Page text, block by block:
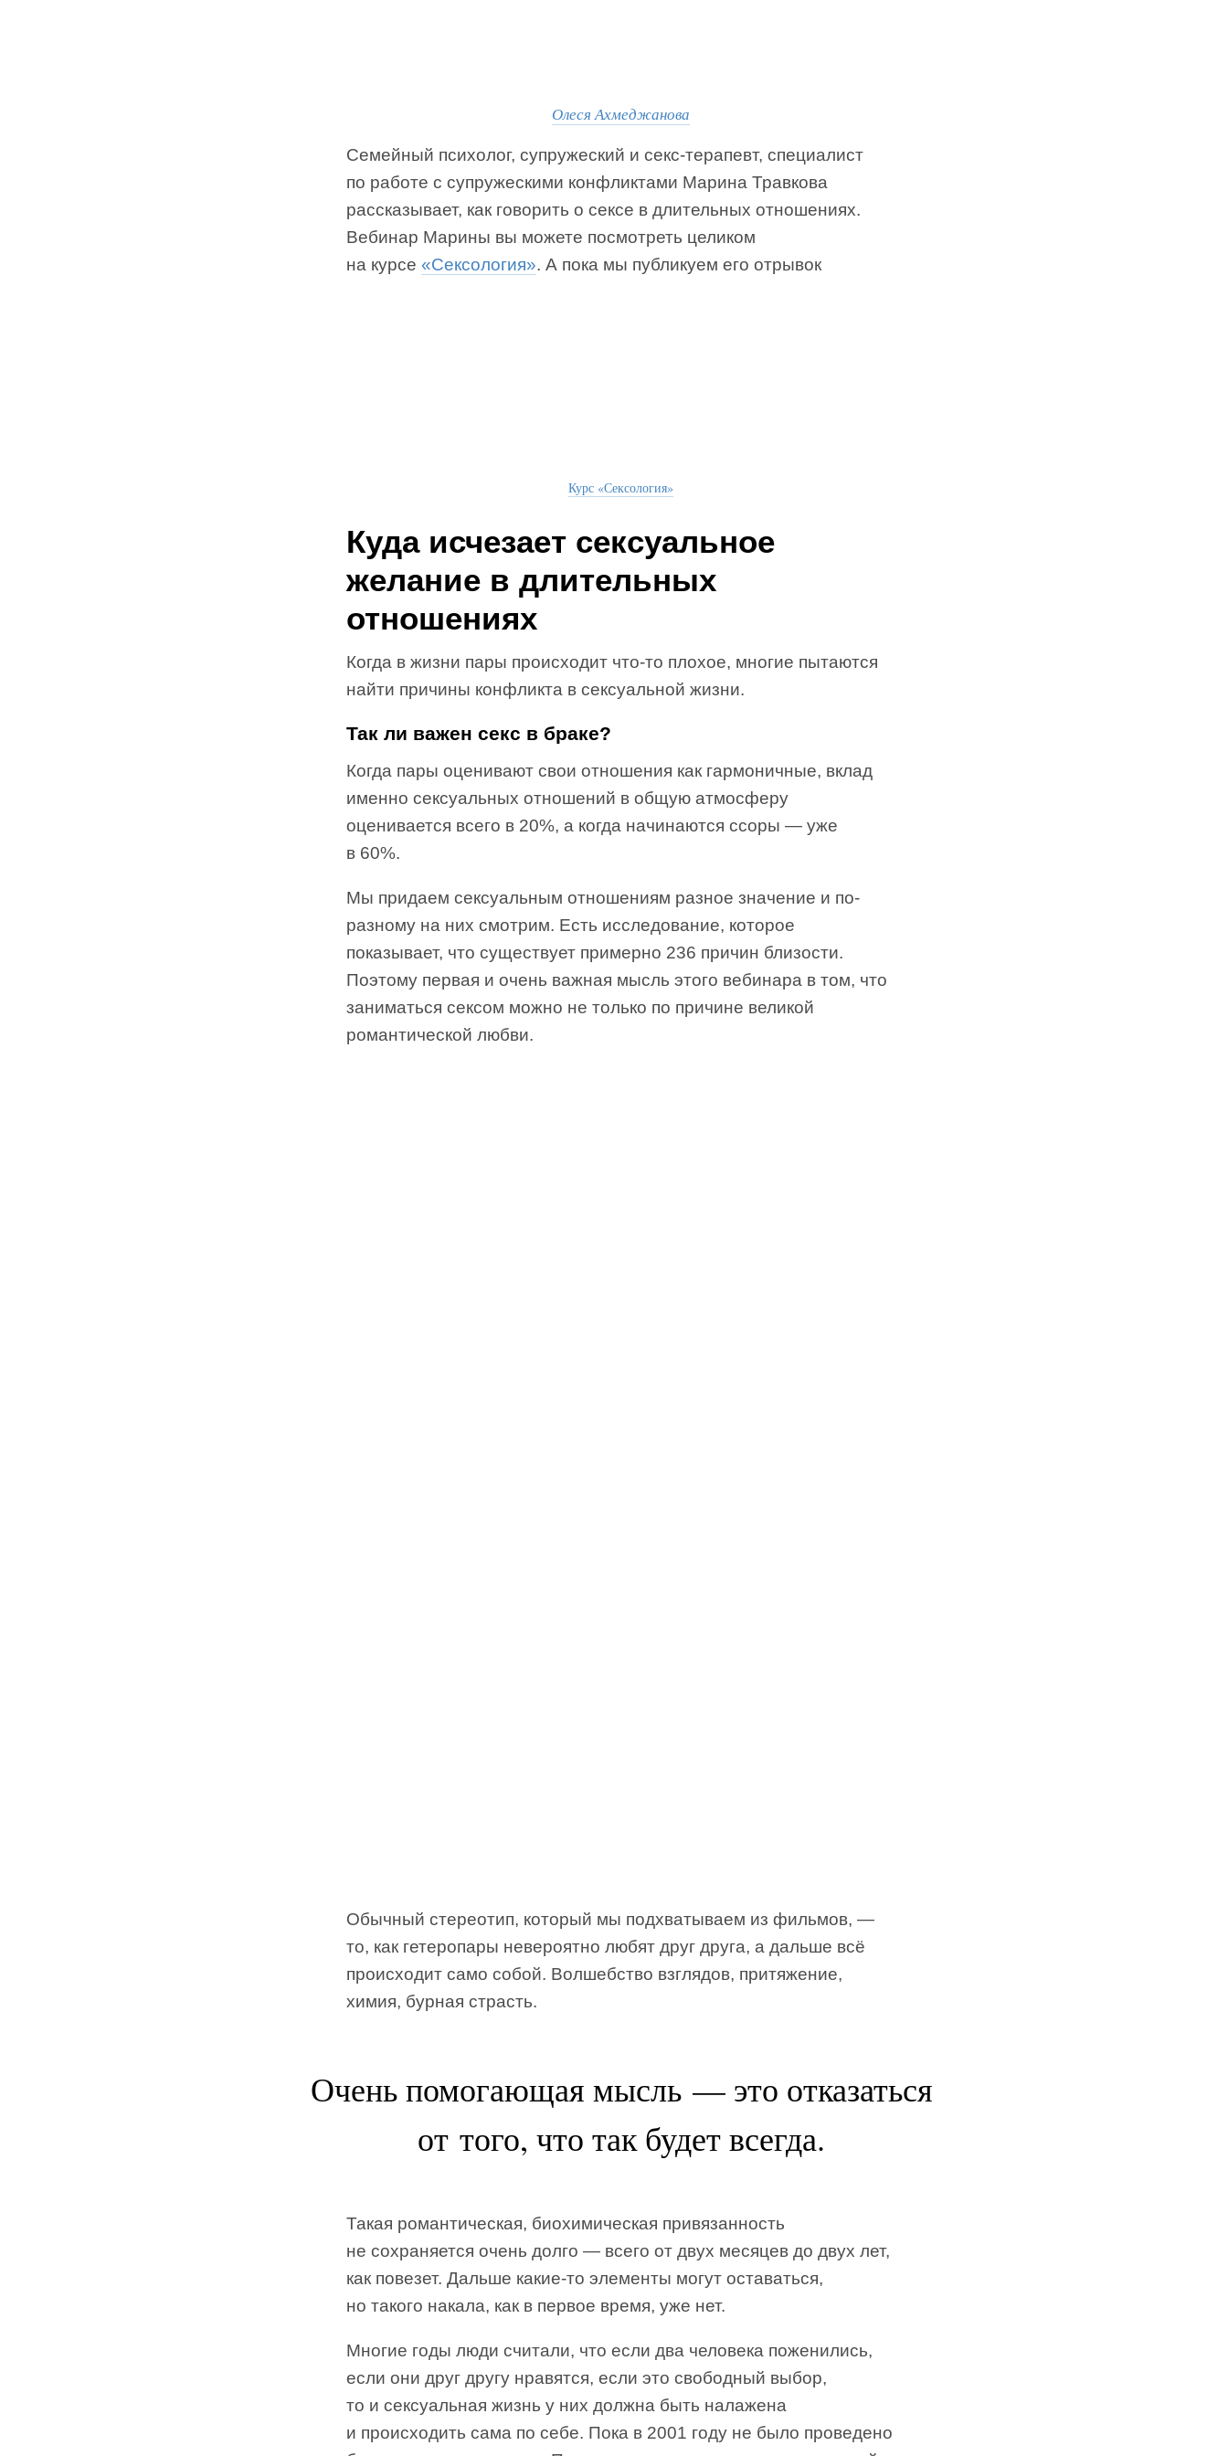
Олеся Ахмеджанова
Семейный психолог, супружеский и секс-терапевт, специалист
по работе с супружескими конфликтами Марина Травкова
рассказывает, как говорить о сексе в длительных отношениях.
Вебинар Марины вы можете посмотреть целиком
на курсе «Сексология». А пока мы публикуем его отрывок
Курс «Сексология»
Куда исчезает сексуальное
желание в длительных
отношениях
Когда в жизни пары происходит что-то плохое, многие пытаются
найти причины конфликта в сексуальной жизни.
Так ли важен секс в браке?
Когда пары оценивают свои отношения как гармоничные, вклад
именно сексуальных отношений в общую атмосферу
оценивается всего в 20%, а когда начинаются ссоры — уже
в 60%.
Мы придаем сексуальным отношениям разное значение и по-
разному на них смотрим. Есть исследование, которое
показывает, что существует примерно 236 причин близости.
Поэтому первая и очень важная мысль этого вебинара в том, что
заниматься сексом можно не только по причине великой
романтической любви.
Обычный стереотип, который мы подхватываем из фильмов, —
то, как гетеропары невероятно любят друг друга, а дальше всё
происходит само собой. Волшебство взглядов, притяжение,
химия, бурная страсть.
Очень помогающая мысль — это отказаться
от того, что так будет всегда.
Такая романтическая, биохимическая привязанность
не сохраняется очень долго — всего от двух месяцев до двух лет,
как повезет. Дальше какие-то элементы могут оставаться,
но такого накала, как в первое время, уже нет.
Многие годы люди считали, что если два человека поженились,
если они друг другу нравятся, если это свободный выбор,
то и сексуальная жизнь у них должна быть налажена
и происходить сама по себе. Пока в 2001 году не было проведено